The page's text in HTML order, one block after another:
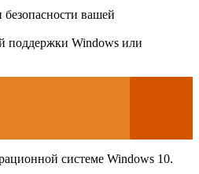
вашей
поддержки Windows или
системе Windows 10.